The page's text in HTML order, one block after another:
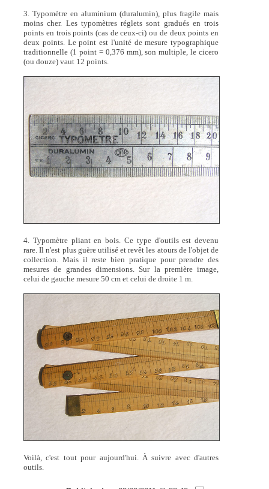
3. Typomètre en aluminium (duralumin), plus fragile mais
moins cher. Les typomètres réglets sont gradués en trois
points en trois points (cas de ceux-ci) ou de deux points en
deux points. Le point est l'unité de mesure typographique
traditionnelle (1 point = 0,376 mm), son multiple, le cicero
(ou douze) vaut 12 points.
4. Typomètre pliant en bois. Ce type d'outils est devenu
rare. Il n'est plus guère utilisé et revêt les atours de l'objet de
collection. Mais il reste bien pratique pour prendre des
mesures de grandes dimensions. Sur la première image,
celui de gauche mesure 50 cm et celui de droite 1 m.
Voilà, c'est tout pour aujourd'hui. À suivre avec d'autres
outils.